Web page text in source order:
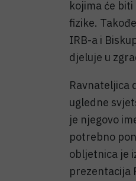
kojima će
fizike.
IRB-a i
djeluje u
Ravnateljica
ugledne
je njegovo
potrebno
obljetnica je
prezentacija